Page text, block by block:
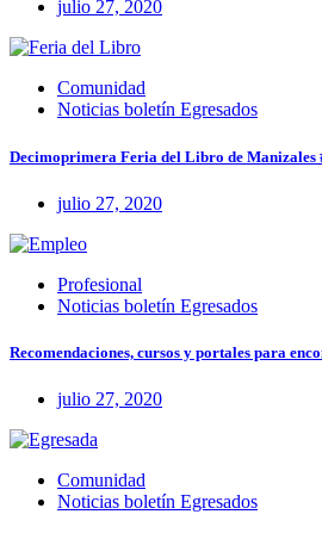
julio 27, 2020
Comunidad
Noticias boletín Egresados
Decimoprimera Feria del Libro de Manizales
julio 27, 2020
Profesional
Noticias boletín Egresados
Recomendaciones, cursos y portales para
julio 27, 2020
Comunidad
Noticias boletín Egresados